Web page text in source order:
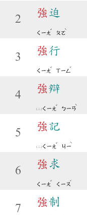
2
強 迫
ㄑㄧㄤ
ˇ
ㄆㄛ
ˋ
3
強行
ㄑㄧㄤ
ˇ
ㄒㄧㄥ
ˊ
4
強辯
ㄑㄧㄤ
ˇ
ㄅㄧㄢ
ˋ
5
強 記
ㄑㄧㄤ
ˇ
ㄐㄧ
ˋ
6
強 求
ㄑㄧㄤ
ˇ
ㄑㄧㄡ
ˊ
7
強 制